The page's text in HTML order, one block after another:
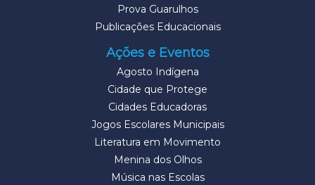
Prova Guarulhos
Publicações Educacionais
Ações e Eventos
Agosto Indígena
Cidade que Protege
Cidades Educadoras
Jogos Escolares Municipais
Literatura em Movimento
Menina dos Olhos
Música nas Escolas